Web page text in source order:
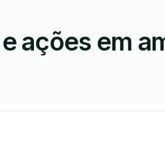
ações em